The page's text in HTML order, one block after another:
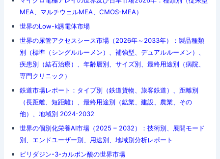
MEA、マルチウェルMEA、CMOS-MEA）
世界のLow-k誘電体市場
世界の尿管アクセスシース市場（2026年～2033年）：製品種類
別（標準（シングルルーメン）、補強型、デュアルルーメン）、
疾患別（結石治療）、年齢層別、サイズ別、最終用途別（病院、
専門クリニック）
鉄道市場レポート：タイプ別（鉄道貨物、旅客鉄道）、距離別
（長距離、短距離）、最終用途別（鉱業、建設、農業、その
他）、地域別 2024-2032
世界の個別化栄養AI市場（2025 – 2032）：技術別、展開モード
別、エンドユーザー別、用途別、地域別分析レポート
ピリダジン-3-カルボン酸の世界市場